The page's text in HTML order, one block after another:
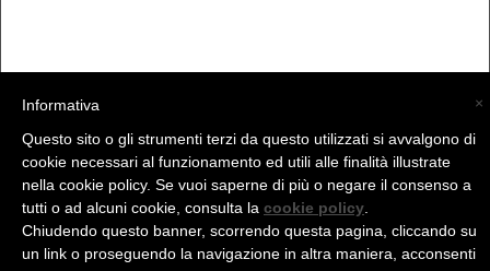
(C) La Valtellina - info@la-valtellina.com -
×
Informativa
Questo sito o gli strumenti terzi da questo utilizzati si avvalgono di
cookie necessari al funzionamento ed utili alle finalità illustrate
nella cookie policy. Se vuoi saperne di più o negare il consenso a
tutti o ad alcuni cookie, consulta la cookie policy
Chiudendo questo banner, scorrendo questa pagina, cliccando su
un link o proseguendo la navigazione in altra maniera, acconsenti